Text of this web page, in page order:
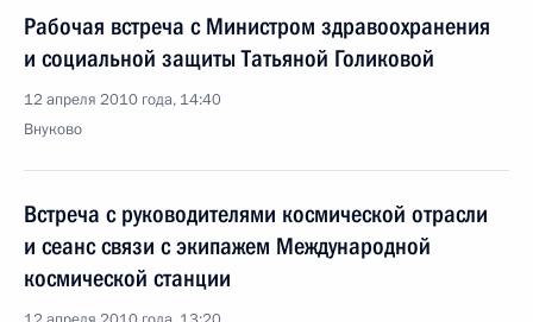
Рабочая встреча с Министром здравоохранения
и социальной защиты Татьяной Голиковой
12 апреля 2010 года, 14:40
Внуково
Встреча с руководителями космической отрасли
и сеанс связи с экипажем Международной
космической станции